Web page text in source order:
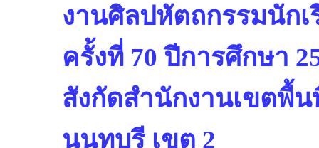
งานศิลปหัตถกรรมนัก
ครั้งที่ 70 ปีการศึกษา
สังกัดสำนักงานเขตพื้
นนทบุรี เขต 2